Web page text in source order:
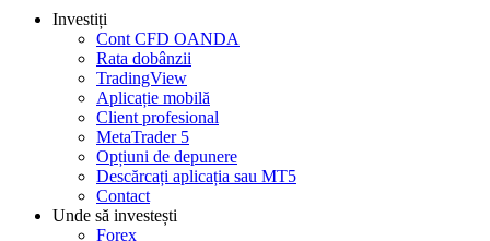
Investiți
Cont CFD OANDA
Rata dobânzii
TradingView
Aplicație mobilă
Client profesional
MetaTrader 5
Opțiuni de depunere
Descărcați aplicația sau MT5
Contact
Unde să investești
Forex